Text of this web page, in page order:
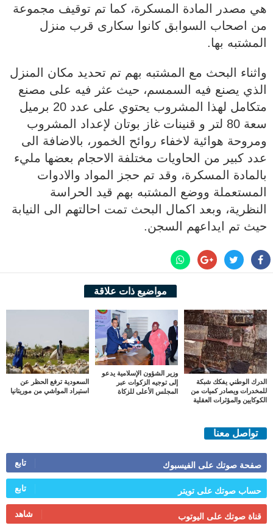
هي مصدر المادة المسكرة، كما تم توقيف مجموعة
من اصحاب السوابق كانوا سكارى قرب منزل
المشتبه بها.
واثناء البحث مع المشتبه بهم تم تحديد مكان المنزل
الذي يصنع فيه السمسم، حيث عثر فيه على مصنع
متكامل لهذا المشروب يحتوي على عدد 20 برميل
سعة 80 لتر و قنينات غاز بوتان لإعداد المشروب
ومروحة هوائية لاخفاء روائح الخمور، بالاضافة الى
عدد كبير من الحاويات مختلفة الاحجام بعضها مليء
بالمادة المسكرة، وقد تم حجز المواد والادوات
المستعملة ووضع المشتبه بهم قيد الحراسة
النظرية، وبعد اكمال البحث تمت احالتهم الى النيابة
حيث تم ايداعهم السجن.
مواضيع ذات علاقة
الدرك الوطني يفكك شبكة
للمخدرات ويصادر كميات من
الكوكايين والمؤثرات العقلية
وزير الشؤون الإسلامية يدعو
إلى توجيه الزكوات عبر
المجلس الأعلى للزكاة
السعودية ترفع الحظر عن
استيراد المواشي من موريتانيا
تواصل معنا
صفحة صوتك على الفيسبوك تابع
حساب صوتك على تويتر تابع
قناة صوتك على اليوتوب شاهد